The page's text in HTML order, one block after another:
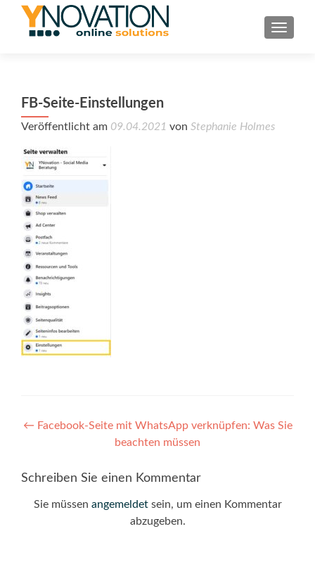
FB-Seite-Einstellungen
Veröffentlicht am 09.04.2021 von Stephanie Holmes
Post
navigation
← Facebook-Seite mit WhatsApp verknüpfen: Was Sie
beachten müssen
Schreiben Sie einen Kommentar
Sie müssen angemeldetsein, um einen Kommentar
abzugeben.